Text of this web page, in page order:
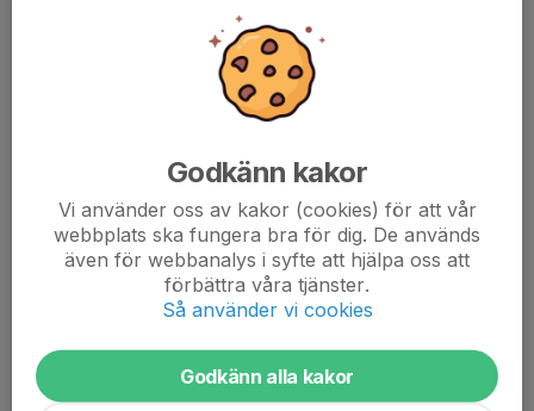
till ett nytt år med Stockholmskampen. Tävlingen
där alla Stockholms friidrottsföreningar tävlar tillsammans och
utmanar både sig själva och varandra. Stockholmskampen är en
lagtävling för distriktets friidrottsungdomar i åldrarna 12-13 år är
de deltagande föreningarna hjälps åt med att arrangera
Kampen består avfyra tävlingar;tre deltävlingar och en final där
friidrottens alla grenar ingår inklusive stafetter. Det delas ut
poäng både för deltagande och prestation. Samtidigt som man
tävlar om poäng till laget kan man samla till en individuell 7- eller
10-kampsmedalj. Man
fyra tävlingarna.
Matchdatum och arenor - Stockholmskampen 2024
Godkänn kakor
Vi använder oss av kakor (cookies) för att vår
webbplats ska fungera bra för dig. De används
även för webbanalys i syfte att hjälpa oss att
förbättra våra tjänster.
Så använder vi cookies
Godkänn alla kakor